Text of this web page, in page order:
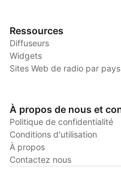
Ressources
Diffuseurs
Widgets
Sites Web de radio par pays
À propos de nous et
Politique de confidentialité
Conditions d'utilisation
À propos
Contactez nous